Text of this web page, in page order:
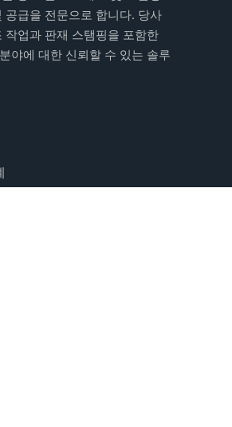
공급을 전문으로 합니다. 당사
작업과 판재 스탬핑을 포함한
야에 대한 신뢰할 수 있는 솔루